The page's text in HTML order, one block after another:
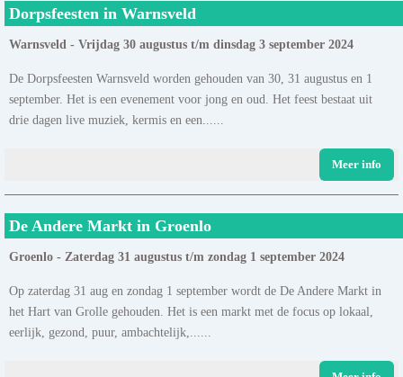
Dorpsfeesten in Warnsveld
Warnsveld - Vrijdag 30 augustus t/m dinsdag 3 september 2024
De Dorpsfeesten Warnsveld worden gehouden van 30, 31 augustus en 1
september. Het is een evenement voor jong en oud. Het feest bestaat uit
drie dagen live muziek, kermis en een......
Meer info
De Andere Markt in Groenlo
Groenlo - Zaterdag 31 augustus t/m zondag 1 september 2024
Op zaterdag 31 aug en zondag 1 september wordt de De Andere Markt in
het Hart van Grolle gehouden. Het is een markt met de focus op lokaal,
eerlijk, gezond, puur, ambachtelijk,......